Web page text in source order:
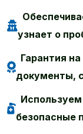
узнает о
Гарантия
документы,
безопасные